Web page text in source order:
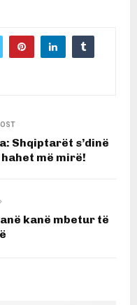
Shqiptarët s’dinë
më mirë!
kanë mbetur të